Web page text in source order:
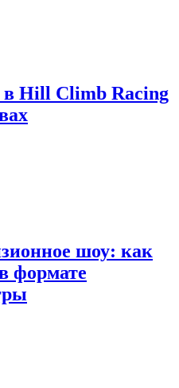
в Hill Climb Racing
шоу: как
формате